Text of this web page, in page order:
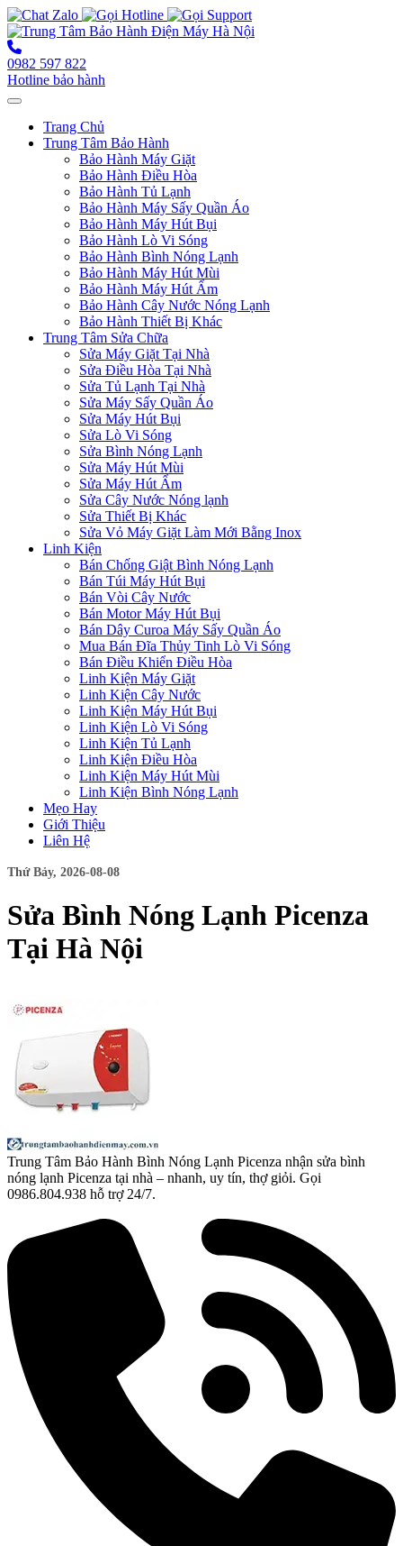
0982 597 822
Hotline bảo hành
Toggle navigation
Trang Chủ
Trung Tâm Bảo Hành
Bảo Hành Máy Giặt
Bảo Hành Điều Hòa
Bảo Hành Tủ Lạnh
Bảo Hành Máy Sấy Quần Áo
Bảo Hành Máy Hút Bụi
Bảo Hành Lò Vi Sóng
Bảo Hành Bình Nóng Lạnh
Bảo Hành Máy Hút Mùi
Bảo Hành Máy Hút Ẩm
Bảo Hành Cây Nước Nóng Lạnh
Bảo Hành Thiết Bị Khác
Trung Tâm Sửa Chữa
Sửa Máy Giặt Tại Nhà
Sửa Điều Hòa Tại Nhà
Sửa Tủ Lạnh Tại Nhà
Sửa Máy Sấy Quần Áo
Sửa Máy Hút Bụi
Sửa Lò Vi Sóng
Sửa Bình Nóng Lạnh
Sửa Máy Hút Mùi
Sửa Máy Hút Ẩm
Sửa Cây Nước Nóng lạnh
Sửa Thiết Bị Khác
Sửa Vỏ Máy Giặt Làm Mới Bằng Inox
Linh Kiện
Bán Chống Giật Bình Nóng Lạnh
Bán Túi Máy Hút Bụi
Bán Vòi Cây Nước
Bán Motor Máy Hút Bụi
Bán Dây Curoa Máy Sấy Quần Áo
Mua Bán Đĩa Thủy Tinh Lò Vi Sóng
Bán Điều Khiển Điều Hòa
Linh Kiện Máy Giặt
Linh Kiện Cây Nước
Linh Kiện Máy Hút Bụi
Linh Kiện Lò Vi Sóng
Linh Kiện Tủ Lạnh
Linh Kiện Điều Hòa
Linh Kiện Máy Hút Mùi
Linh Kiện Bình Nóng Lạnh
Mẹo Hay
Giới Thiệu
Liên Hệ
Thứ Bảy, 2026-08-08
Sửa Bình Nóng Lạnh Picenza
Tại Hà Nội
Trung Tâm Bảo Hành Bình Nóng Lạnh Picenza nhận sửa bình
nóng lạnh Picenza tại nhà – nhanh, uy tín, thợ giỏi. Gọi
0986.804.938 hỗ trợ 24/7.